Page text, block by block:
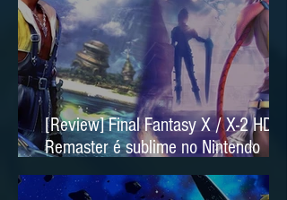
[Review] Final Fantasy X / X-2 HD
Remaster é sublime no Nintendo
Switch 2